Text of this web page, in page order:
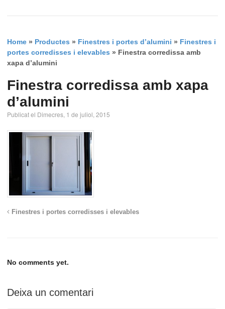
Home » Productes » Finestres i portes d’alumini » Finestres i
portes corredisses i elevables » Finestra corredissa amb
xapa d’alumini
Finestra corredissa amb xapa
d’alumini
Publicat el Dimecres, 1 de juliol, 2015
Finestres i portes corredisses i elevables
No comments yet.
Deixa un comentari